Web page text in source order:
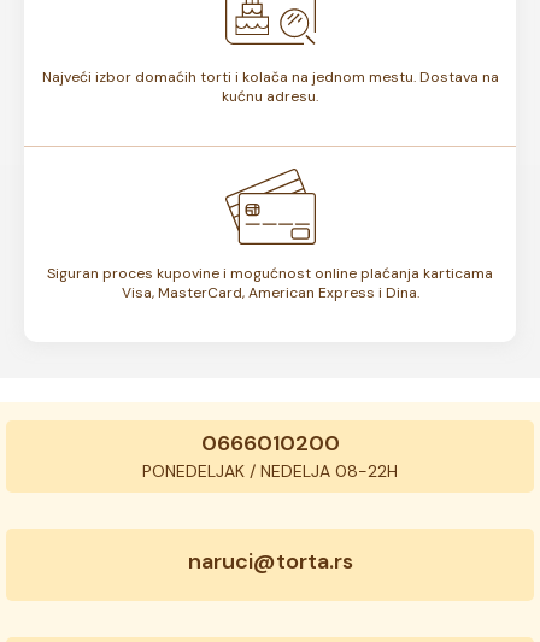
Najveći izbor domaćih torti i kolača na jednom mestu. Dostava na
kućnu adresu.
Siguran proces kupovine i mogućnost online plaćanja karticama
Visa, MasterCard, American Express i Dina.
0666010200
PONEDELJAK / NEDELJA 08-22H
naruci@torta.rs